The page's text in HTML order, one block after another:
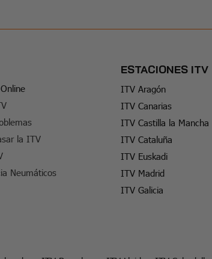
la ITV
Neumáticos
ESTACIONES ITV
ITV Aragón
ITV Canarias
ITV Castilla la Mancha
ITV Cataluña
ITV Euskadi
ITV Madrid
ITV Galicia